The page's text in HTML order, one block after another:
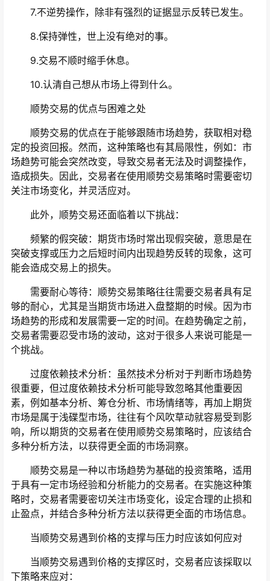
7.不逆势操作，除非有强烈的证据显示反转已发生。
8.保持弹性，世上没有绝对的事。
9.交易不顺时缩手休息。
10.认清自己想从市场上得到什么。
顺势交易的优点与困难之处
顺势交易的优点在于能够跟随市场趋势，获取相对稳
定的投资回报。然而，这种策略也有其局限性，例如：市
场趋势可能会突然改变，导致交易者无法及时调整操作，
造成损失。因此，交易者在使用顺势交易策略时需要密切
关注市场变化，并灵活应对。
此外，顺势交易还面临着以下挑战：
频繁的假突破：期货市场时常出现假突破，意思是在
突破支撑或压力之后短时间内出现趋势反转的现象，这可
能会造成交易上的损失。
需要耐心等待：顺势交易策略往往需要交易者具有足
够的耐心，尤其是当期货市场进入盘整期的时候。因为市
场趋势的形成和发展需要一定的时间。在趋势确定之前，
交易者需要忍受市场的波动，这对于很多人来说可能是一
个挑战。
过度依赖技术分析：虽然技术分析对于判断市场趋势
很重要，但过度依赖技术分析可能导致忽略其他重要因
素，例如基本分析、筹仓分析、市场情绪等，再加上期货
市场是属于浅碟型市场，往往有个风吹草动就容易受到影
响，所以期货的交易者在使用顺势交易策略时，应该结合
多种分析方法，以获得更全面的市场洞察。
顺势交易是一种以市场趋势为基础的投资策略，适用
于具有一定市场经验和分析能力的交易者。在实施这种策
略时，交易者需要密切关注市场变化，设定合理的止损和
止盈点，并结合多种分析方法以获得更全面的市场信息。
当顺势交易遇到价格的支撑与压力时应该如何应对
当顺势交易遇到价格的支撑区时，交易者应该採取以
下策略来应对：